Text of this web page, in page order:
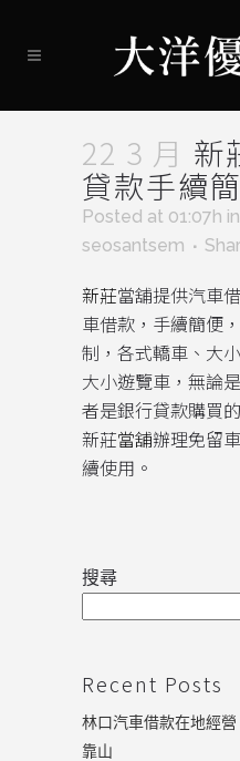
22 3 月 新
貸款手續
Posted at 01:07h in
seosantsem
新莊當舖提供汽車
車借款，手續簡便
制，各式轎車、大
大小遊覽車，無論
者是銀行貸款購買
新莊當舖辦理免留
續使用。
搜尋
Recent Posts
林口汽車借款在地經
靠山